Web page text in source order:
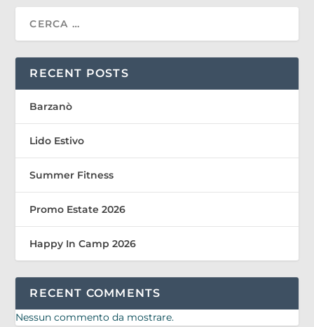
RECENT POSTS
Barzanò
Lido Estivo
Summer Fitness
Promo Estate 2026
Happy In Camp 2026
RECENT COMMENTS
Nessun commento da mostrare.